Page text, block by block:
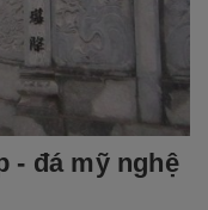
- đá mỹ nghệ